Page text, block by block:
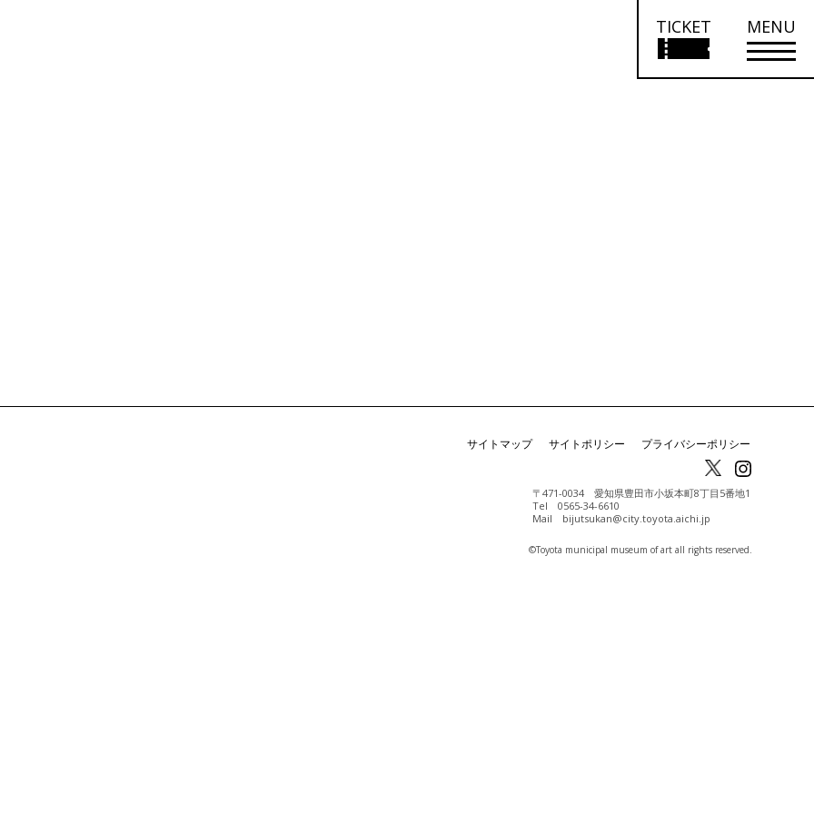
TICKET MENU
サイトマップ サイトポリシー プライバシーポリシー
〒471-0034 愛知県豊田市小坂本町8丁目5番地1
Tel 0565-34-6610
Mail bijutsukan@city.toyota.aichi.jp
©️Toyota municipal museum of art all rights reserved.